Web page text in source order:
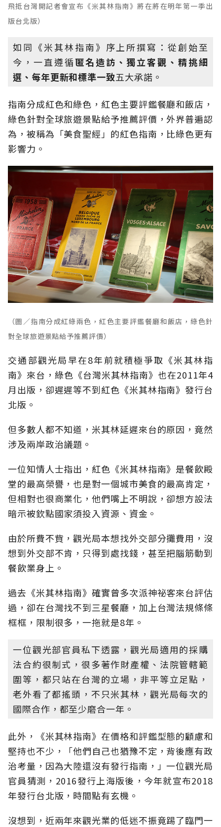
飛抵台灣開記者會宣布《米其林指南》將在將在明年第一季出
版台北版）
如同《米其林指南》序上所撰寫：從創始至
今，一直遵循匿名造訪、獨立客觀、精挑細
選、每年更新和標準一致五大承諾。
指南分成紅色和綠色，紅色主要評鑑餐廳和飯店，
綠色針對全球旅遊景點給予推薦評價，外界普遍認
為，被稱為「美食聖經」的紅色指南，比綠色更有
影響力。
（圖／指南分成紅綠兩色，紅色主要評鑑餐廳和飯店，綠色針
對全球旅遊景點給予推薦評價）
交通部觀光局早在8年前就積極爭取《米其林指
南》來台，綠色《台灣米其林指南》也在2011年4
月出版，卻遲遲等不到紅色《米其林指南》發行台
北版。
但多數人都不知道，米其林延遲來台的原因，竟然
涉及兩岸政治議題。
一位知情人士指出，紅色《米其林指南》是餐飲殿
堂的最高榮譽，也是對一個城市美食的最高肯定，
但相對也很商業化，他們嘴上不明說，卻想方設法
暗示被欽點國家須投入資源、資金。
由於所費不貲，觀光局本想找外交部分攤費用，沒
想到外交部不肯，只得到處找錢，甚至把腦筋動到
餐飲業身上。
過去《米其林指南》確實曾多次派神祕客來台評估
過，卻在台灣找不到三星餐廳，加上台灣法規條條
框框，限制很多，一拖就是8年。
一位觀光部官員私下透露，觀光局適用的採購
法合約很制式，很多著作財產權、法院管轄範
圍等，都只站在台灣的立場，非平等立足點，
老外看了都搖頭，不只米其林，觀光局每次的
國際合作，都至少磨合一年。
此外，《米其林指南》在價格和評鑑型態的顧慮和
堅持也不少，「他們自己也猶豫不定，背後應有政
治考量，因為大陸還沒有發行指南，」一位觀光局
官員猜測，2016發行上海版後，今年就宣布2018
年發行台北版，時間點有玄機。
沒想到，近兩年來觀光業的低迷不振竟踢了臨門一